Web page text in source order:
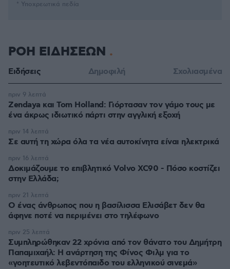
* Υποχρεωτικά πεδία
ΡΟΗ ΕΙΔΗΣΕΩΝ
Ειδήσεις Δημοφιλή Σχολιασμένα
Zendaya και Tom Holland: Γιόρτασαν τον γάμο τους με
ένα άκρως ιδιωτικό πάρτι στην αγγλική εξοχή
πριν 9 λεπτά
Σε αυτή τη χώρα όλα τα νέα αυτοκίνητα είναι ηλεκτρικά
πριν 14 λεπτά
Δοκιμάζουμε το επιβλητικό Volvo XC90 - Πόσο κοστίζει
στην Ελλάδα;
πριν 16 λεπτά
Ο ένας άνθρωπος που η βασίλισσα Ελισάβετ δεν θα
άφηνε ποτέ να περιμένει στο τηλέφωνο
πριν 21 λεπτά
Συμπληρώθηκαν 22 χρόνια από τον θάνατο του Δημήτρη
Παπαμιχαήλ: Η ανάρτηση της Φίνος Φιλμ για το
«γοητευτικό λεβεντόπαιδο του ελληνικού σινεμά»
πριν 25 λεπτά